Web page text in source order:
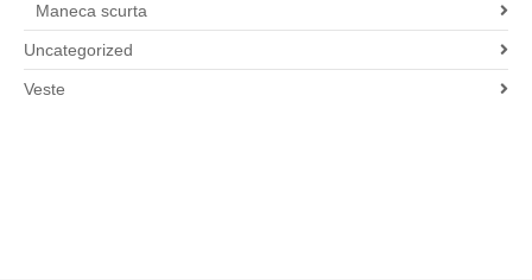
Maneca scurta
Uncategorized
Veste